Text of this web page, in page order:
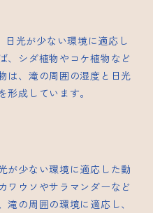
光が少ない環境に適応し
、シダ植物やコケ植物など
は、滝の周囲の湿度と日光
成しています。
が少ない環境に適応した動
ワウソやサラマンダーなど
の周囲の環境に適応し、